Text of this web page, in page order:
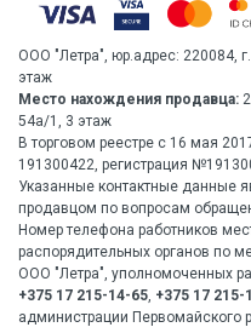
ООО "Летра", юр.адрес: 220084,
этаж
Место нахождения продавца:
54а/1, 3 этаж
В торговом реестре с 16 мая
191300422, регистрация
Указанные контактные данные
продавцом по вопросам
Номер телефона работников
распорядительных органов по
ООО "Летра", уполномоченных
+375 17 215-14-65, +375 17 215-
администрации Первомайского